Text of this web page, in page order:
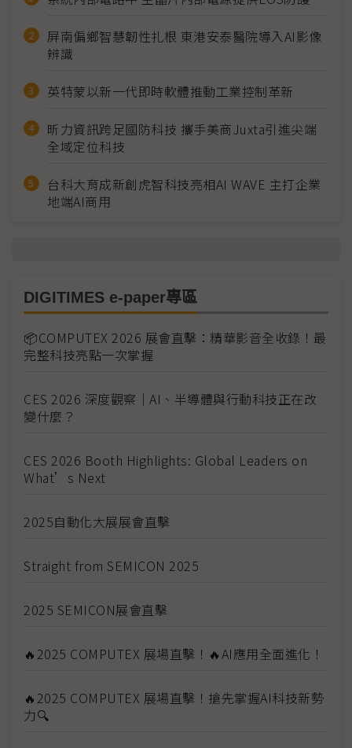
屏南偏鄉智慧韌性扎根 東港安泰醫院導入AI影像
辨識
英特蒙以新一代即時軟體推動工業控制革新
昕力資訊跨足國防科技 攜手美商Juxta引進尖端
全域定位科技
台科大育成新創虎智科技亮相AI WAVE 主打企業
地端AI商用
DIGITIMES e-paper專區
📦COMPUTEX 2026 展會直擊：精華影音全收錄！最
完整科技亮點一次掌握
CES 2026 深度觀察｜AI、半導體與行動科技正在改
變什麼？
CES 2026 Booth Highlights: Global Leaders on
What’s Next
2025自動化大展展會直擊
Straight from SEMICON 2025
2025 SEMICON展會直擊
🔥2025 COMPUTEX 展場直擊！🔥AI應用全面進化！
🔥2025 COMPUTEX 展場直擊！搶先掌握AI科技新勢
力🔍